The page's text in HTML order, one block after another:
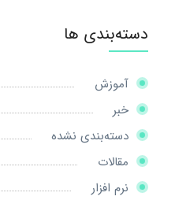
دسته‌بندی ها
آموزش
خبر
دسته‌بندی نشده
مقالات
نرم افزار